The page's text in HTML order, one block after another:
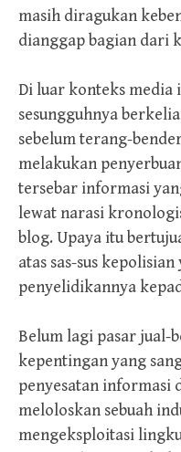
masih diragukan
dianggap bagian dari
Di luar konteks media
sesungguhnya
sebelum terang-
melakukan
tersebar informasi
lewat narasi
blog. Upaya itu
atas sas-sus
penyelidikannya
Belum lagi pasar jual-
kepentingan yang
penyesatan informasi
meloloskan sebuah
mengeksploitasi